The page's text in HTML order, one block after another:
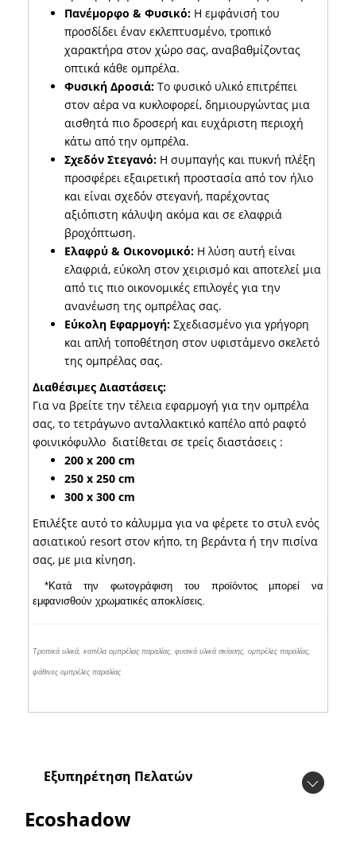
Πανέμορφο & Φυσικό: Η εμφάνισή του
προσδίδει έναν εκλεπτυσμένο, τροπικό
χαρακτήρα στον χώρο σας, αναβαθμίζοντας
οπτικά κάθε ομπρέλα.
Φυσική Δροσιά: Το φυσικό υλικό επιτρέπει
στον αέρα να κυκλοφορεί, δημιουργώντας μια
αισθητά πιο δροσερή και ευχάριστη περιοχή
κάτω από την ομπρέλα.
Σχεδόν Στεγανό: Η συμπαγής και πυκνή πλέξη
προσφέρει εξαιρετική προστασία από τον ήλιο
και είναι σχεδόν στεγανή, παρέχοντας
αξιόπιστη κάλυψη ακόμα και σε ελαφριά
βροχόπτωση.
Ελαφρύ & Οικονομικό: Η λύση αυτή είναι
ελαφριά, εύκολη στον χειρισμό και αποτελεί μια
από τις πιο οικονομικές επιλογές για την
ανανέωση της ομπρέλας σας.
Εύκολη Εφαρμογή: Σχεδιασμένο για γρήγορη
και απλή τοποθέτηση στον υφιστάμενο σκελετό
της ομπρέλας σας.
Διαθέσιμες Διαστάσεις:
Για να βρείτε την τέλεια εφαρμογή για την ομπρέλα
σας, το τετράγωνο ανταλλακτικό καπέλο από ραφτό
φοινικόφυλλο διατίθεται σε τρείς διαστάσεις :
200 x 200 cm
250 x 250 cm
300 x 300 cm
Επιλέξτε αυτό το κάλυμμα για να φέρετε το στυλ ενός
ασιατικού resort στον κήπο, τη βεράντα ή την πισίνα
σας, με μια κίνηση.
*Κατά την φωτογράφιση του προϊόντος μπορεί να
εμφανισθούν χρωματικές αποκλίσεις.
Τροπικά υλικά, καπέλα ομπρέλας παραλίας, φυσικά υλικά σκίασης, ομπρέλες παραλίας,
ψάθινες ομπρέλες παραλίας
Εξυπηρέτηση Πελατών
Ecoshadow